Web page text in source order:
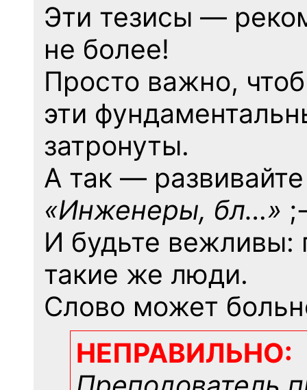
Эти тезисы —
не более!
Просто важно,
эти
затронуты.
А так —
«Инженеры, бл…»
И будьте
такие же люди.
Слово может
НЕПРАВИЛЬНО: